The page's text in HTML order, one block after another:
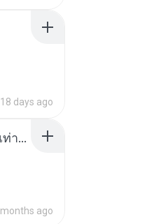
18 days ago
ເຊົາຮ້ອງເຖົ້າຊິເອົາທໍ່ໃດ (เซาฮ้องเถ้าสิเอาเท่าใด) ບຸນເກີດ ຫນູຫ່ວງ ft. ໂສພາ ຈຸນທະລາ
ago